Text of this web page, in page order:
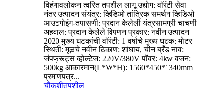
विहंगावलोकन त्वरित तपशील लागू उद्योग: वॉरंटी सेवा
नंतर उत्पादन संयंत्र: व्हिडिओ तांत्रिक समर्थन व्हिडिओ
आउटगोइंग-तपासणी: प्रदान केलेली यंत्रसामग्री चाचणी
अहवाल: प्रदान केलेले विपणन प्रकार: नवीन उत्पादन
2020 मुख्य घटकांची वॉरंटी: 1 वर्षाचे मुख्य घटक: मोटर
स्थिती: मूळचे नवीन ठिकाण: शांघाय, चीन ब्रँड नाव:
जंपफ्रूट्स व्होल्टेज: 220V/380V पॉवर: 4kw वजन:
500kg आकारमान(L*W*H): 1560*450*1340mm
प्रमाणपत्र...
चौकशीतपशील